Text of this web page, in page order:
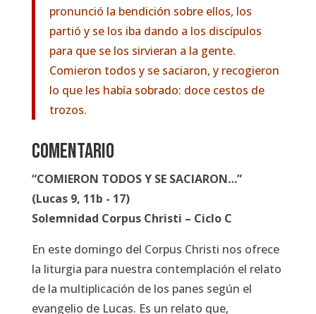
pronunció la bendición sobre ellos, los
partió y se los iba dando a los discípulos
para que se los sirvieran a la gente.
Comieron todos y se saciaron, y recogieron
lo que les había sobrado: doce cestos de
trozos.
COMENTARIO
“COMIERON TODOS Y SE SACIARON…”
(Lucas 9, 11b - 17)
Solemnidad Corpus Christi – Ciclo C
En este domingo del Corpus Christi nos ofrece
la liturgia para nuestra contemplación el relato
de la multiplicación de los panes según el
evangelio de Lucas. Es un relato que,